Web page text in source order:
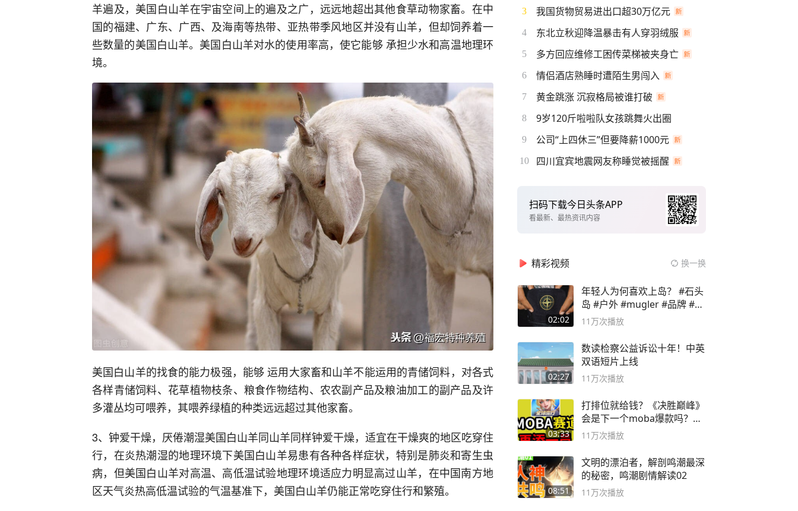
羊遍及，美国白山羊在宇宙空间上的遍及之广，远远地超出其他食草动物家畜。在中
国的福建、广东、广西、及海南等热带、亚热带季风地区并没有山羊，但却饲养着一
些数量的美国白山羊。美国白山羊对水的使用率高，使它能够 承担少水和高温地理环
境。
美国白山羊的找食的能力极强，能够 运用大家畜和山羊不能运用的青储饲料，对各式
各样青储饲料、花草植物枝条、粮食作物结构、农农副产品及粮油加工的副产品及许
多灌丛均可喂养，其喂养绿植的种类远远超过其他家畜。
3、钟爱干燥，厌倦潮湿美国白山羊同山羊同样钟爱干燥，适宜在干燥爽的地区吃穿住
行，在炎热潮湿的地理环境下美国白山羊易患有各种各样症状，特别是肺炎和寄生虫
病，但美国白山羊对高温、高低温试验地理环境适应力明显高过山羊，在中国南方地
区天气炎热高低温试验的气温基准下，美国白山羊仍能正常吃穿住行和繁殖。
3 我国货物贸易进出口超30万亿元
4 东北立秋迎降温暴击有人穿羽绒服
5 多方回应维修工困传菜梯被夹身亡
6 情侣酒店熟睡时遭陌生男闯入
7 黄金跳涨 沉寂格局被谁打破
8 9岁120斤啦啦队女孩跳舞火出圈
9 公司“上四休三”但要降薪1000元
10 四川宜宾地震网友称睡觉被摇醒
扫码下载今日头条APP
看最新、最热资讯内容
精彩视频 换一换
02:02
年轻人为何喜欢上岛？ #石头
岛 #户外 #mugler #品牌 #足
球流氓
11万次播放
02:27
数读检察公益诉讼十年！中英
双语短片上线
11万次播放
03:33
打排位就给钱？《决胜巅峰》
会是下一个moba爆款吗？#
决胜巅峰
11万次播放
08:51
文明的漂泊者，解剖鸣潮最深
的秘密，鸣潮剧情解读02
11万次播放